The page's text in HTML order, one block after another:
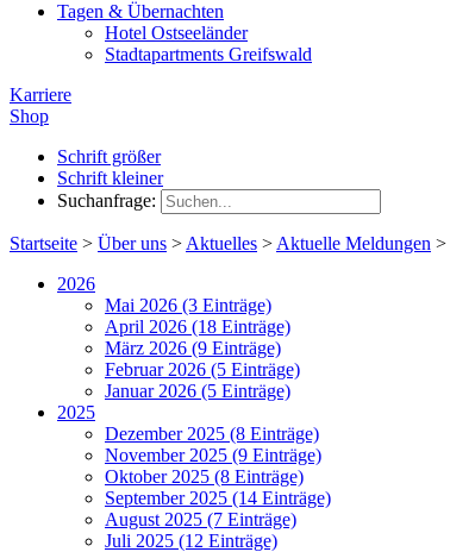
Tagen & Übernachten
Hotel Ostseeländer
Stadtapartments Greifswald
Karriere
Shop
Schrift größer
Schrift kleiner
Suchanfrage:
Startseite > Über uns > Aktuelles > Aktuelle Meldungen >
2026
Mai 2026 (3 Einträge)
April 2026 (18 Einträge)
März 2026 (9 Einträge)
Februar 2026 (5 Einträge)
Januar 2026 (5 Einträge)
2025
Dezember 2025 (8 Einträge)
November 2025 (9 Einträge)
Oktober 2025 (8 Einträge)
September 2025 (14 Einträge)
August 2025 (7 Einträge)
Juli 2025 (12 Einträge)